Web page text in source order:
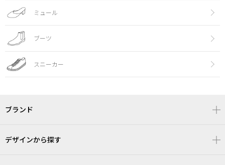
ミュール
ブーツ
スニーカー
ブランド
デザインから探す